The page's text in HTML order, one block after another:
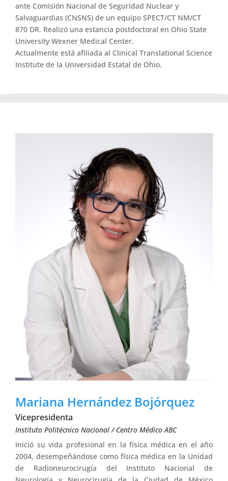
ante Comisión Nacional de Seguridad Nuclear y
Salvaguardias (CNSNS) de un equipo SPECT/CT NM/CT
870 DR. Realizó una estancia postdoctoral en Ohio State
University Wexner Medical Center.
Actualmente está afiliada al Clinical Translational Science
Institute de la Universidad Estatal de Ohio.
Mariana Hernández Bojórquez
Vicepresidenta
Instituto Politécnico Nacional / Centro Médico ABC
Inició su vida profesional en la física médica en el año
2004, desempeñándose como física médica en la Unidad
de Radioneurocirugía del Instituto Nacional de